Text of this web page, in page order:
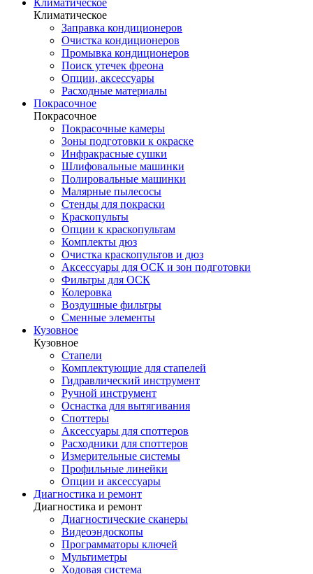
Климатическое
Климатическое
Заправка кондиционеров
Очистка кондиционеров
Промывка кондиционеров
Поиск утечек фреона
Опции, аксессуары
Расходные материалы
Покрасочное
Покрасочное
Покрасочные камеры
Зоны подготовки к окраске
Инфракрасные сушки
Шлифовальные машинки
Полировальные машинки
Малярные пылесосы
Стенды для покраски
Краскопульты
Опции к краскопультам
Комплекты дюз
Очистка краскопультов и дюз
Аксессуары для ОСК и зон подготовки
Фильтры для ОСК
Колеровка
Воздушные фильтры
Сменные элементы
Кузовное
Кузовное
Стапели
Комплектующие для стапелей
Гидравлический инструмент
Ручной инструмент
Оснастка для вытягивания
Споттеры
Аксессуары для споттеров
Расходники для споттеров
Измерительные системы
Профильные линейки
Опции и аксессуары
Диагностика и ремонт
Диагностика и ремонт
Диагностические сканеры
Видеоэндоскопы
Программаторы ключей
Мультиметры
Ходовая система